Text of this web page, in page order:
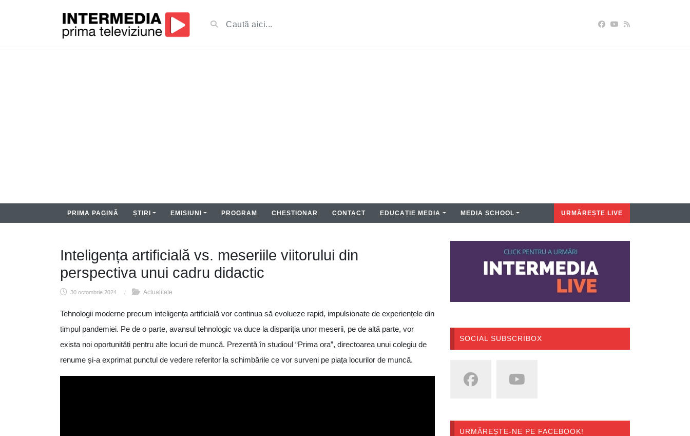
PRIMA PAGINĂ ȘTIRI EMISIUNI PROGRAM CHESTIONAR CONTACT EDUCAȚIE MEDIA MEDIA SCHOOL URMĂREȘTE LIVE
Inteligența artificială vs. meseriile viitorului din
perspectiva unui cadru didactic
30 octombrie 2024 / Actualitate
Tehnologii moderne precum inteligența artificială vor continua să evolueze rapid, impulsionate de experiențele din
timpul pandemiei. Pe de o parte, avansul tehnologic va duce la dispariția unor meserii, pe de altă parte, vor
exista noi oportunități pentru alte locuri de muncă. Prezentă în studioul “Prima ora”, directoarea unui colegiu de
renume și-a exprimat punctul de vedere referitor la schimbările ce vor surveni pe piața locurilor de muncă.
SOCIAL SUBSCRIBOX
URMĂREȘTE-NE PE FACEBOOK!